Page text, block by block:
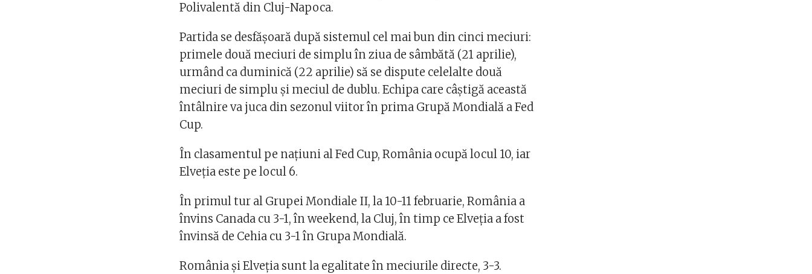
Polivalentă din Cluj-Napoca.
Partida se desfăşoară după sistemul cel mai bun din cinci meciuri:
primele două meciuri de simplu în ziua de sâmbătă (21 aprilie),
urmând ca duminică (22 aprilie) să se dispute celelalte două
meciuri de simplu şi meciul de dublu. Echipa care câştigă această
întâlnire va juca din sezonul viitor în prima Grupă Mondială a Fed
Cup.
În clasamentul pe naţiuni al Fed Cup, România ocupă locul 10, iar
Elveţia este pe locul 6.
În primul tur al Grupei Mondiale II, la 10-11 februarie, România a
învins Canada cu 3-1, în weekend, la Cluj, în timp ce Elveţia a fost
învinsă de Cehia cu 3-1 în Grupa Mondială.
România şi Elveţia sunt la egalitate în meciurile directe, 3-3.